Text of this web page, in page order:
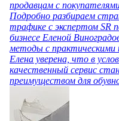
продавцам с
Подробно разбираем
трафике с экспертом SR
бизнесе Еленой
методы с практическими
Елена уверена, что в
качественный сервис
преимуществом для